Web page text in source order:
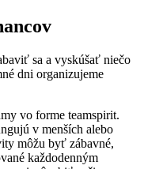
sa a vyskúšať niečo
dni organizujeme
vo forme teamspirit.
v menších alebo
môžu byť zábavné,
každodenným